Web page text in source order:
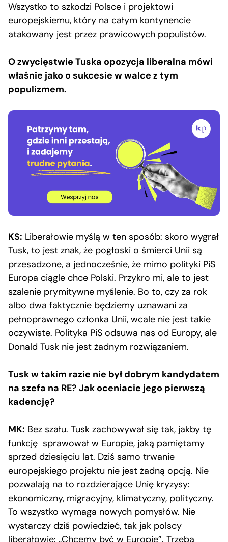
Wszystko to szkodzi Polsce i projektowi
europejskiemu, który na całym kontynencie
atakowany jest przez prawicowych populistów.
O zwycięstwie Tuska opozycja liberalna mówi
właśnie jako o sukcesie w walce z tym
populizmem.
KS: Liberałowie myślą w ten sposób: skoro wygrał
Tusk, to jest znak, że pogłoski o śmierci Unii są
przesadzone, a jednocześnie, że mimo polityki PiS
Europa ciągle chce Polski. Przykro mi, ale to jest
szalenie prymitywne myślenie. Bo to, czy za rok
albo dwa faktycznie będziemy uznawani za
pełnoprawnego członka Unii, wcale nie jest takie
oczywiste. Polityka PiS odsuwa nas od Europy, ale
Donald Tusk nie jest żadnym rozwiązaniem.
Tusk w takim razie nie był dobrym kandydatem
na szefa na RE? Jak oceniacie jego pierwszą
kadencję?
MK: Bez szału. Tusk zachowywał się tak, jakby tę
funkcję sprawował w Europie, jaką pamiętamy
sprzed dziesięciu lat. Dziś samo trwanie
europejskiego projektu nie jest żadną opcją. Nie
pozwalają na to rozdzierające Unię kryzysy:
ekonomiczny, migracyjny, klimatyczny, polityczny.
To wszystko wymaga nowych pomysłów. Nie
wystarczy dziś powiedzieć, tak jak polscy
liberałowie: „Chcemy być w Europie”. Trzeba